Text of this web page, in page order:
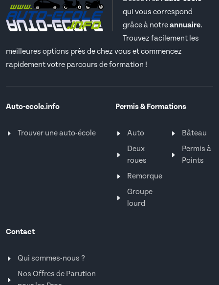
qui vous correspond
grâce à notreannuaire.
Trouvez facilement les
meilleures options près de chez vous et commencez
rapidement votre parcours de formation !
Auto-ecole.info
Trouver une auto-école
Permis & Formations
Auto
Deux
roues
Remorque
Groupe
lourd
Bâteau
Permis à
Points
Contact
Qui sommes-nous ?
Nos Offres de Parution